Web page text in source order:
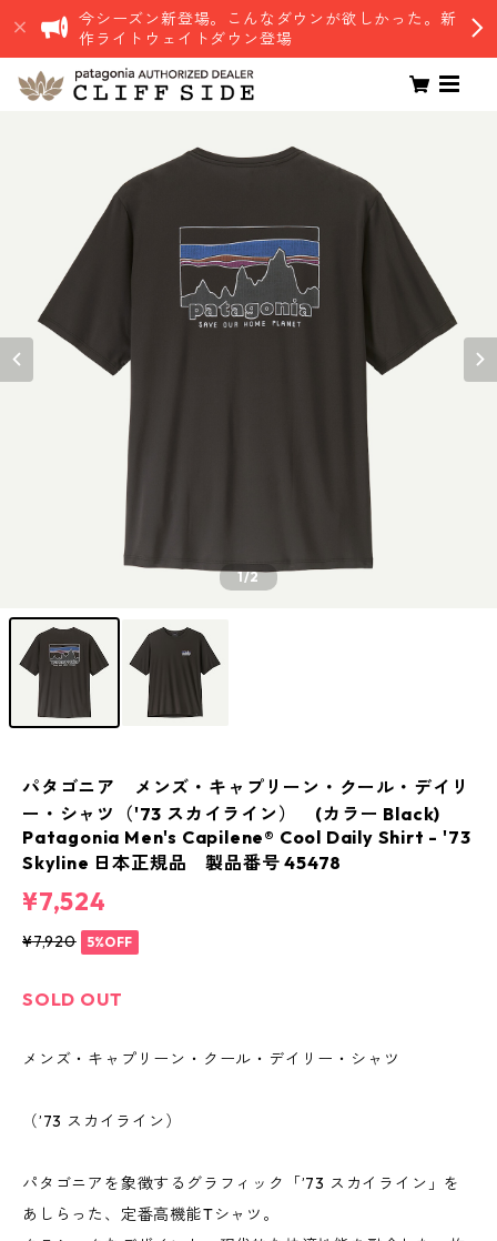
今シーズン新登場。こんなダウンが欲しかった。新
作ライトウェイトダウン登場
1/2
パタゴニア メンズ・キャプリーン・クール・デイリ
ー・シャツ（'73 スカイライン） (カラー Black)
Patagonia Men's Capilene® Cool Daily Shirt - '73
Skyline 日本正規品 製品番号 45478
¥7,524
¥7,920 5%OFF
SOLD OUT
メンズ・キャプリーン・クール・デイリー・シャツ
（’73 スカイライン）
パタゴニアを象徴するグラフィック「’73 スカイライン」を
あしらった、定番高機能Tシャツ。